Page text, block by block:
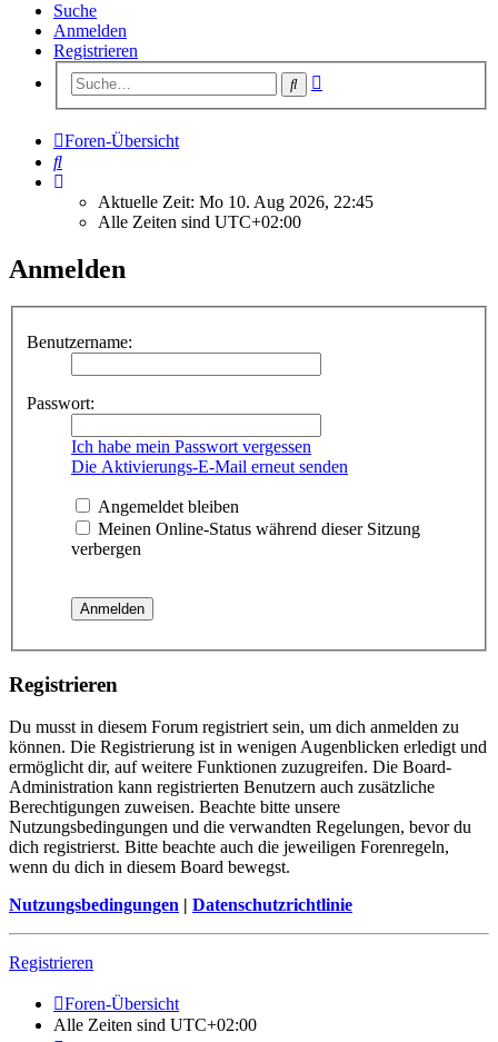
Suche
Anmelden
Registrieren
Suche
Foren-Übersicht
Suche
Aktuelle Zeit: Mo 10. Aug 2026, 22:45
Alle Zeiten sind UTC+02:00
Anmelden
Benutzername:
Passwort:
Ich habe mein Passwort vergessen
Die Aktivierungs-E-Mail erneut senden
Angemeldet bleiben
Meinen Online-Status während dieser Sitzung
verbergen
Registrieren
Du musst in diesem Forum registriert sein, um dich anmelden zu
können. Die Registrierung ist in wenigen Augenblicken erledigt und
ermöglicht dir, auf weitere Funktionen zuzugreifen. Die Board-
Administration kann registrierten Benutzern auch zusätzliche
Berechtigungen zuweisen. Beachte bitte unsere
Nutzungsbedingungen und die verwandten Regelungen, bevor du
dich registrierst. Bitte beachte auch die jeweiligen Forenregeln,
wenn du dich in diesem Board bewegst.
Nutzungsbedingungen | Datenschutzrichtlinie
Registrieren
Foren-Übersicht
Alle Zeiten sind UTC+02:00